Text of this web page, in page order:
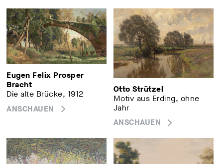
Eugen Felix Prosper
Bracht
Die alte Brücke, 1912
ANSCHAUEN
Otto Strützel
Motiv aus Erding, ohne
Jahr
ANSCHAUEN